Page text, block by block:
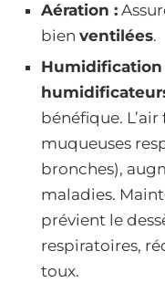
Aération :
bien ventilées.
Humidification
bénéfique.
muqueuses
bronches),
maladies.
prévient le
respiratoires,
toux.